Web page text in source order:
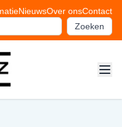
NieuwsOver onsContact
Zoeken